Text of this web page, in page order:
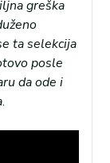
greška
ta selekcija
posle
da ode i
.